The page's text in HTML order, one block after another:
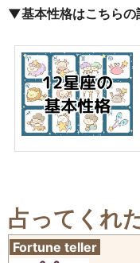
▼基本性格はこちらの
占ってくれ
Fortune teller